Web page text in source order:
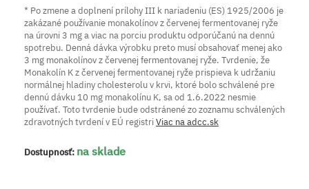
* Po zmene a doplnení prílohy III k nariadeniu (ES) 1925/2006 je
zakázané používanie monakolínov z červenej fermentovanej ryže
na úrovni 3 mg a viac na porciu produktu odporúčanú na dennú
spotrebu. Denná dávka výrobku preto musí obsahovať menej ako
3 mg monakolínov z červenej fermentovanej ryže. Tvrdenie, že
Monakolín K z červenej fermentovanej ryže prispieva k udržaniu
normálnej hladiny cholesterolu v krvi, ktoré bolo schválené pre
dennú dávku 10 mg monakolínu K, sa od 1.6.2022 nesmie
používať. Toto tvrdenie bude odstránené zo zoznamu schválených
zdravotných tvrdení v EÚ registriViac na adcc.sk
Dostupnosť: na sklade